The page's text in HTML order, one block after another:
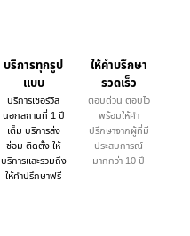
บริการทุกรูป
แบบ
บริการเซอร์วิส
นอกสถานที่ 1 ปี
เต็ม บริการส่ง
ซ่อม ติดตั้ง ให้
บริการและรวมถึง
ให้คำปรึกษาฟรี
ให้คำบรึกษา
รวดเร็ว
ตอบด่วน ตอบไว
พร้อมให้คำ
ปรึกษาจากผู้ที่มี
ประสบการณ์
มากกว่า 10 ปี